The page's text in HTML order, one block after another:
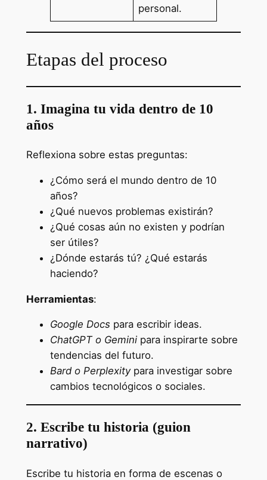
personal.
Etapas del proceso
1. Imagina tu vida dentro de 10
años
Reflexiona sobre estas preguntas:
¿Cómo será el mundo dentro de 10
años?
¿Qué nuevos problemas existirán?
¿Qué cosas aún no existen y podrían
ser útiles?
¿Dónde estarás tú? ¿Qué estarás
haciendo?
Herramientas:
Google Docs para escribir ideas.
ChatGPT o Geminipara inspirarte sobre
tendencias del futuro.
Bard o Perplexitypara investigar sobre
cambios tecnológicos o sociales.
2. Escribe tu historia (guion
narrativo)
Escribe tu historia en forma de escenas o